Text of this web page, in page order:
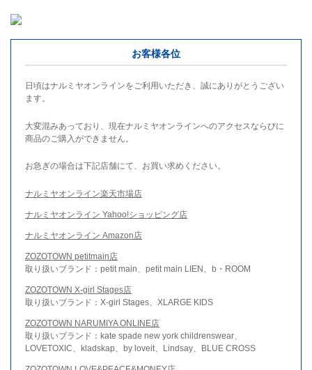
お客様各位
日頃はナルミヤオンラインをご利用いただき、誠にありがとうござい
ます。
大変混みあっており、現在ナルミヤオンラインへのアクセスならびに
商品のご購入ができません。
お急ぎの場合は下記店舗にて、お買い求めください。
ナルミヤオンライン楽天市場店
ナルミヤオンライン Yahoo!ショッピング店
ナルミヤオンライン Amazon店
ZOZOTOWN petitmain店
取り扱いブランド：petit main、petit main LIEN、b・ROOM
ZOZOTOWN X-girl Stages店
取り扱いブランド：X-girl Stages、XLARGE KIDS
ZOZOTOWN NARUMIYA ONLINE店
取り扱いブランド：kate spade new york childrenswear、
LOVETOXIC、kladskap、by loveit、Lindsay、BLUE CROSS